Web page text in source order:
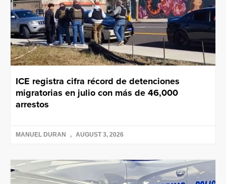
ICE registra cifra récord de detenciones
migratorias en julio con más de 46,000
arrestos
MANUEL DURAN AUGUST 3, 2026